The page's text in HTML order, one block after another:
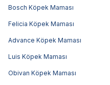
Bosch Köpek Maması
Felicia Köpek Maması
Advance Köpek Maması
Luis Köpek Maması
Obivan Köpek Maması